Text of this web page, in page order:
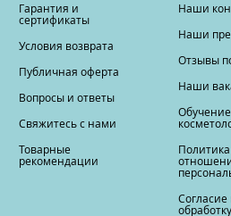
Гарантия и
сертификаты
Условия возврата
Публичная оферта
Вопросы и ответы
Свяжитесь с нами
Товарные
рекомендации
Наши
Наши
Отзывы
Наши
Обучение
Согласие
обработку